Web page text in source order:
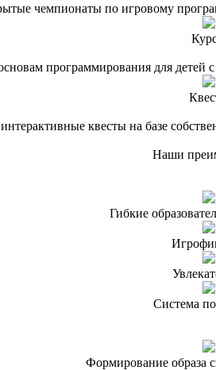
чемпионаты по игровому
программирования для детей
квесты на базе
Наши
Гибкие
Система
Формирование образа